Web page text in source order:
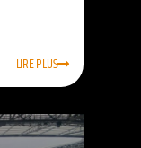
LIRE PLUS